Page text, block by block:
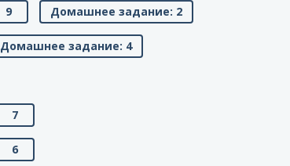
9 Домашнее задание: 2
Домашнее задание: 4
7
6